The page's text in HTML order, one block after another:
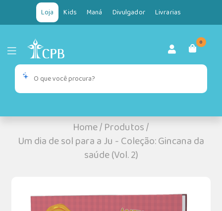
Loja Kids Maná Divulgador Livrarias
0
Home/Produtos/
Um dia de sol para a Ju - Coleção: Gincana da
saúde (Vol. 2)